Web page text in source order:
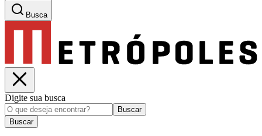
Busca
Digite sua busca
Buscar
Buscar